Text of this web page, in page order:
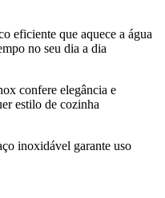
eficiente que aquece a água
no seu dia a dia
confere elegância e
estilo de cozinha
inoxidável garante uso